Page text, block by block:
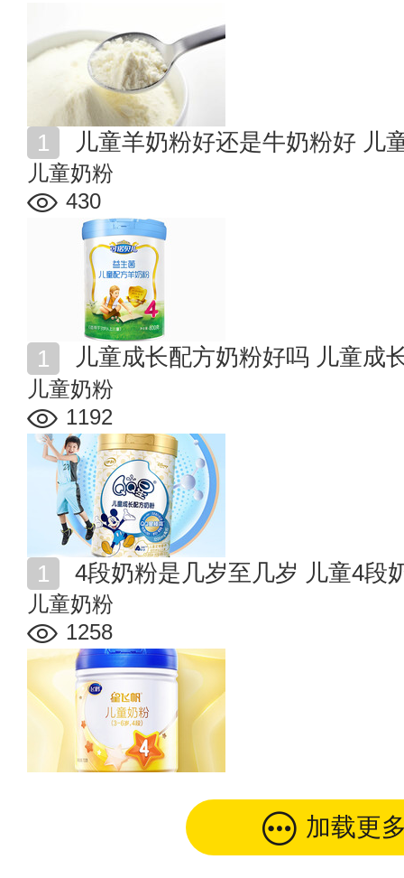
儿童羊奶粉好还是牛奶粉好 儿
儿童奶粉
430
儿童成长配方奶粉好吗 儿童成
儿童奶粉
1192
4段奶粉是几岁至几岁 儿童4段
儿童奶粉
1258
加载更